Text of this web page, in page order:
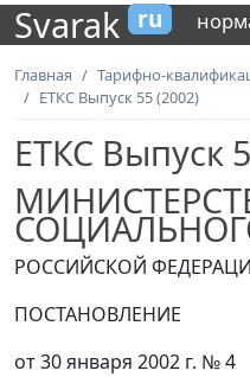
Svarak ru
Главная
Тарифно-
ЕТКС Выпуск 55 (2002)
ЕТКС Выпуск
РОССИЙСКОЙ
ПОСТАНОВЛЕНИЕ
от 30 января 2002 г. № 4